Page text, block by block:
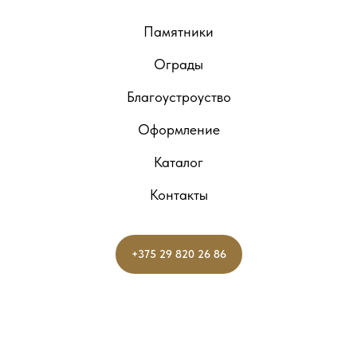
Памятники
Ограды
Благоустроуство
Оформление
Каталог
Контакты
+375 29 820 26 86